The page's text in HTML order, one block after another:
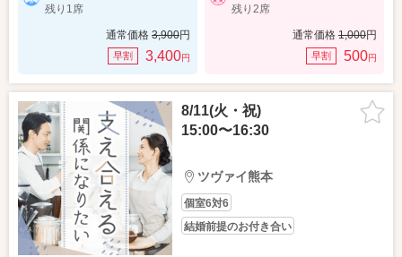
残り1席
通常価格 3,900円
早割 3,400円
残り2席
通常価格 1,000円
早割 500円
8/11(火・祝)
15:00〜16:30
ツヴァイ熊本
個室6対6
結婚前提のお付き合い